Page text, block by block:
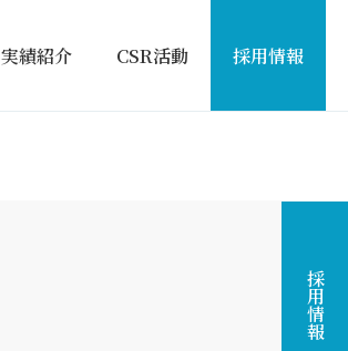
実績紹介 CSR活動 採用情報
採用情報